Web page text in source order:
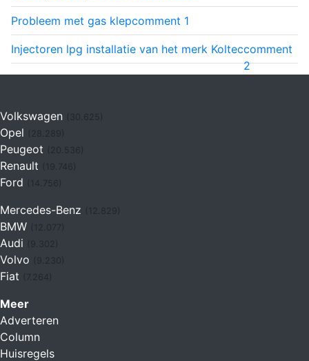
Probleem met gas klepcomment 1
Injectoren lpg installatie van het merk Kolteccomment
2
Volkswagen (30.625)
Opel
Peugeot (20.536)
Renault (19.746)
Ford (14.756)
Mercedes-Benz
BMW
Audi
Volvo
Fiat (7.264)
Meer
Adverteren
Column
Huisregels